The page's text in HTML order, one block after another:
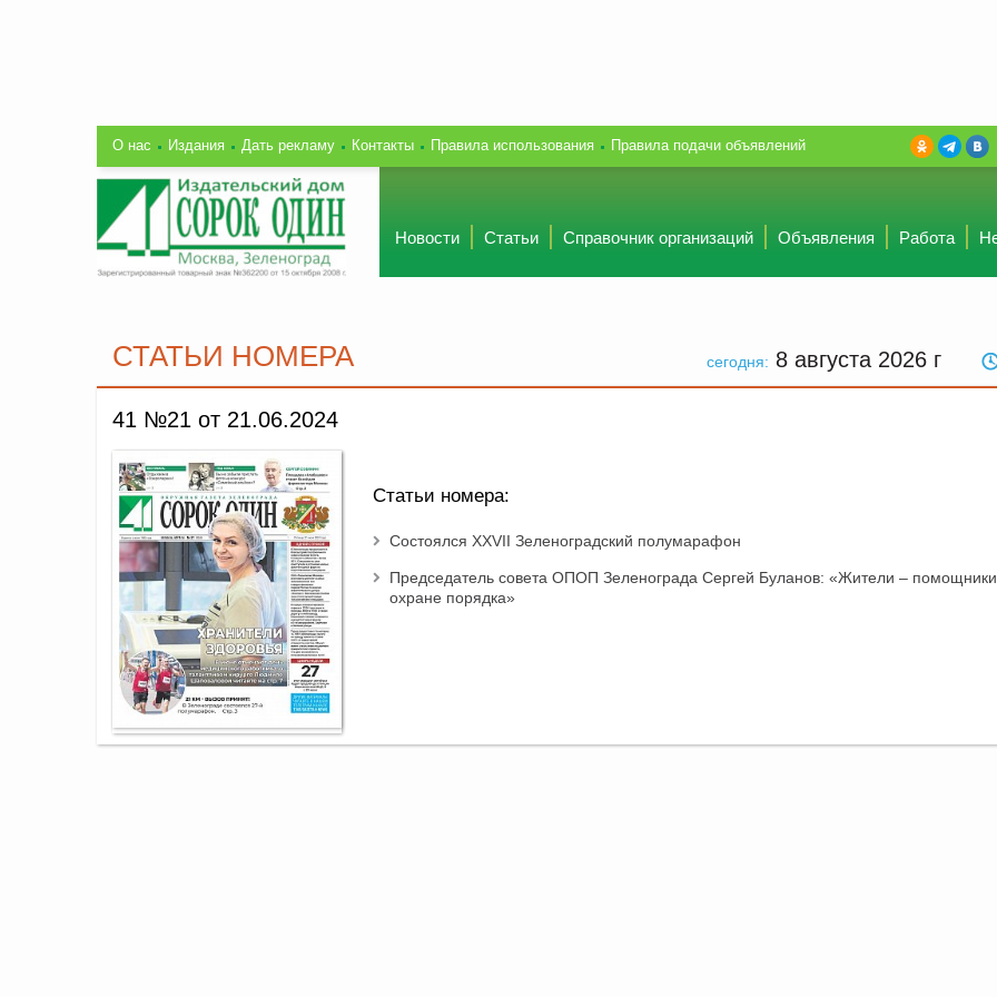
О нас Издания Дать рекламу Контакты Правила использования Правила подачи объявлений
Новости Статьи Справочник организаций Объявления Работа
сегодня: 8 августа 2026 г
СТАТЬИ НОМЕРА
41 №21 от 21.06.2024
Статьи номера:
Состоялся XXVII Зеленоградский полумарафон
Председатель совета ОПОП Зеленограда Сергей Буланов: «Жители –
охране порядка»